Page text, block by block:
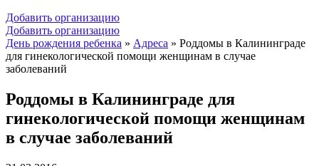
Добавить организацию
Добавить организацию
День рождения ребенка » Адреса » Роддомы в Калининграде
для гинекологической помощи женщинам в случае
заболеваний
Роддомы в Калининграде для
гинекологической помощи женщинам
в случае заболеваний